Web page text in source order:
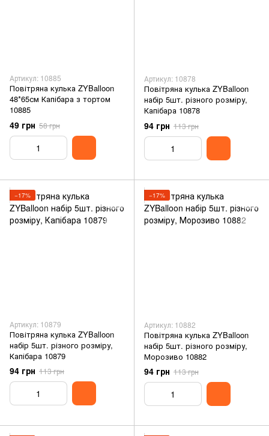
Артикул: 10885
Повітряна кулька ZYBalloon
48*65см Капібара з тортом
10885
49 грн 58 грн
Артикул: 10878
Повітряна кулька ZYBalloon
набір 5шт. різного розміру,
Капібара 10878
94 грн 113 грн
−17%
Артикул: 10879
Повітряна кулька ZYBalloon
набір 5шт. різного розміру,
Капібара 10879
94 грн 113 грн
−17%
Артикул: 10882
Повітряна кулька ZYBalloon
набір 5шт. різного розміру,
Морозиво 10882
94 грн 113 грн